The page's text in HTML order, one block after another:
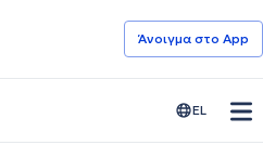
Άνοιγμα στο App
EL